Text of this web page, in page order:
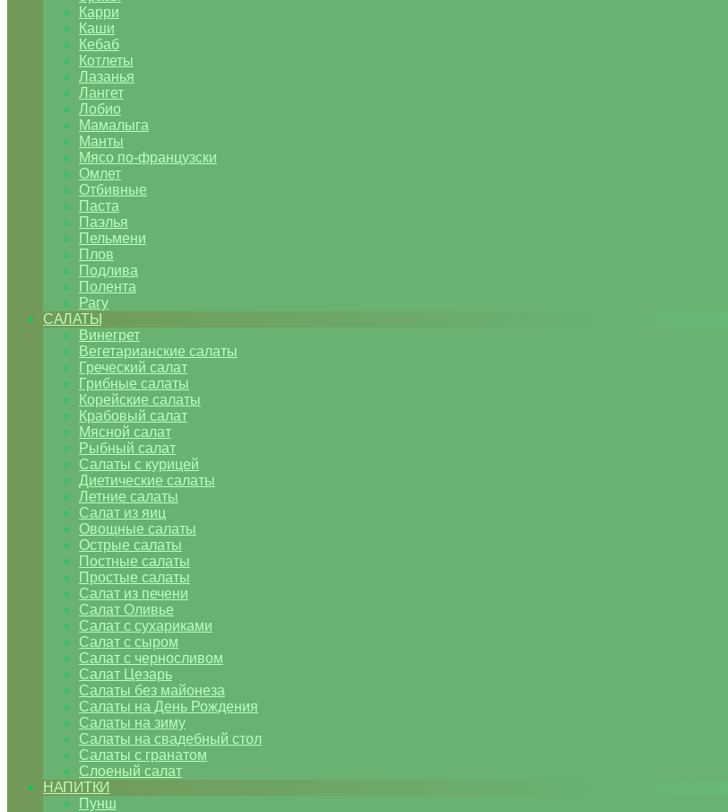
Карри
Каши
Кебаб
Котлеты
Лазанья
Лангет
Лобио
Мамалыга
Манты
Мясо по-французски
Омлет
Отбивные
Паста
Паэлья
Пельмени
Плов
Подлива
Полента
Рагу
САЛАТЫ
Винегрет
Вегетарианские салаты
Греческий салат
Грибные салаты
Корейские салаты
Крабовый салат
Мясной салат
Рыбный салат
Салаты с курицей
Диетические салаты
Летние салаты
Салат из яиц
Овощные салаты
Острые салаты
Постные салаты
Простые салаты
Салат из печени
Салат Оливье
Салат с сухариками
Салат с сыром
Салат с черносливом
Салат Цезарь
Салаты без майонеза
Салаты на День Рождения
Салаты на зиму
Салаты на свадебный стол
Салаты с гранатом
Слоеный салат
НАПИТКИ
Пунш